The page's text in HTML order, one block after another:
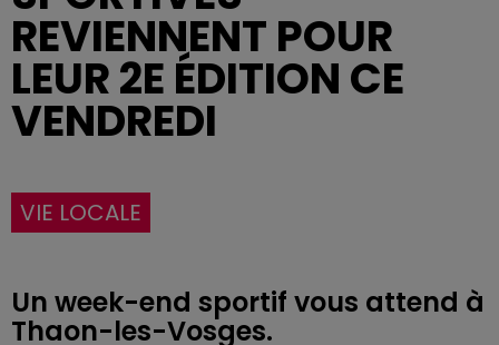
REVIENNENT POUR
LEUR 2E ÉDITION CE
VENDREDI
VIE LOCALE
Un week-end sportif vous attend à
Thaon-les-Vosges.